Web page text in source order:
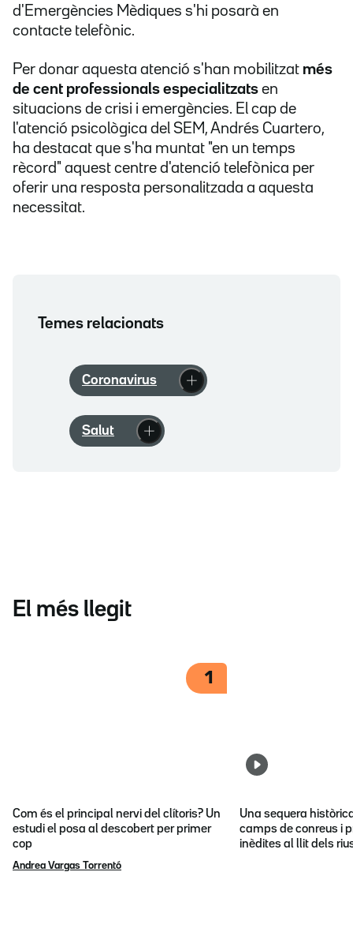
d'Emergències Mèdiques s'hi posarà en
contacte telefònic.
Per donar aquesta atenció s'han mobilitzat més
de cent professionals especialitzats en
situacions de crisi i emergències. El cap de
l'atenció psicològica del SEM, Andrés Cuartero,
ha destacat que s'ha muntat "en un temps
rècord" aquest centre d'atenció telefònica per
oferir una resposta personalitzada a aquesta
necessitat.
Temes relacionats
Coronavirus
Salut
El més llegit
1
Com és el principal nervi del clítoris? Un
estudi el posa al descobert per primer
cop
Andrea Vargas Torrentó
Una sequera
camps de conreus i
inèdites al llit dels